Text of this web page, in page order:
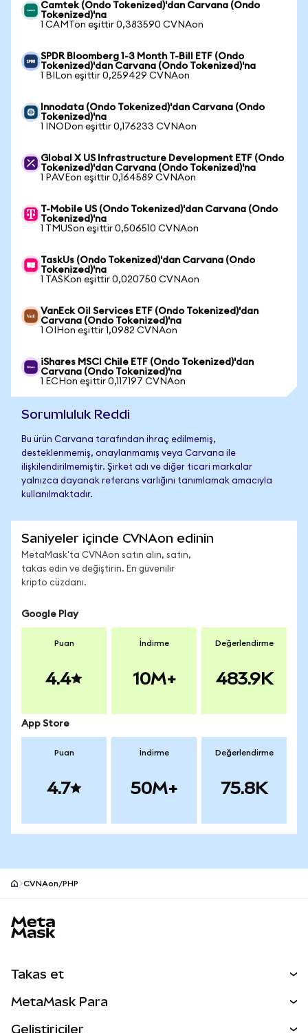
Camtek (Ondo Tokenized)'dan Carvana (Ondo
Tokenized)'na
1 CAMTon eşittir 0,383590 CVNAon
SPDR Bloomberg 1-3 Month T-Bill ETF (Ondo
Tokenized)'dan Carvana (Ondo Tokenized)'na
1 BILon eşittir 0,259429 CVNAon
Innodata (Ondo Tokenized)'dan Carvana (Ondo
Tokenized)'na
1 INODon eşittir 0,176233 CVNAon
Global X US Infrastructure Development ETF (Ondo
Tokenized)'dan Carvana (Ondo Tokenized)'na
1 PAVEon eşittir 0,164589 CVNAon
T-Mobile US (Ondo Tokenized)'dan Carvana (Ondo
Tokenized)'na
1 TMUSon eşittir 0,506510 CVNAon
TaskUs (Ondo Tokenized)'dan Carvana (Ondo
Tokenized)'na
1 TASKon eşittir 0,020750 CVNAon
VanEck Oil Services ETF (Ondo Tokenized)'dan
Carvana (Ondo Tokenized)'na
1 OIHon eşittir 1,0982 CVNAon
iShares MSCI Chile ETF (Ondo Tokenized)'dan
Carvana (Ondo Tokenized)'na
1 ECHon eşittir 0,117197 CVNAon
Sorumluluk Reddi
Bu ürün Carvana tarafından ihraç edilmemiş,
desteklenmemiş, onaylanmamış veya Carvana ile
ilişkilendirilmemiştir. Şirket adı ve diğer ticari markalar
yalnızca dayanak referans varlığını tanımlamak amacıyla
kullanılmaktadır.
Saniyeler içinde CVNAon edinin
MetaMask'ta CVNAon satın alın, satın,
takas edin ve değiştirin. En güvenilir
kripto cüzdanı.
Google Play
Puan
4.4
İndirme
10M+
Değerlendirme
483.9K
App Store
Puan
4.7
İndirme
50M+
Değerlendirme
75.8K
CVNAon/PHP
Takas et
MetaMask Para
Geliştiriciler